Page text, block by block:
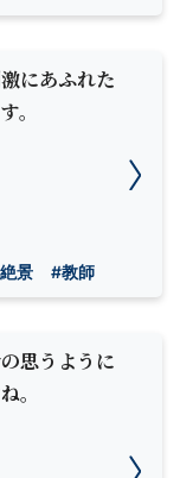
にあふれた
。
景 #教師
思うように
。